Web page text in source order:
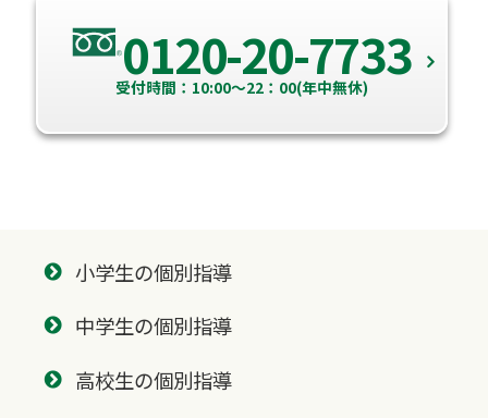
0120-20-7733
受付時間：10:00～22：00(年中無休)
小学生の個別指導
中学生の個別指導
高校生の個別指導